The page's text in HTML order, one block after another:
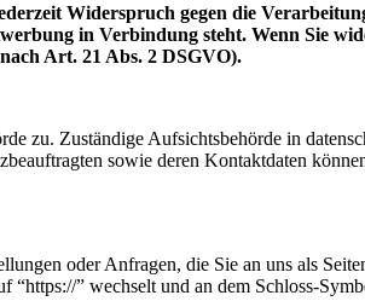
Widerspruch gegen die
in Verbindung steht. Wenn Sie
Art. 21 Abs. 2 DSGVO).
zu. Zuständige Aufsichtsbehörde in
sowie deren Kontaktdaten
oder Anfragen, die Sie an uns als
“https://” wechselt und an dem Schloss-